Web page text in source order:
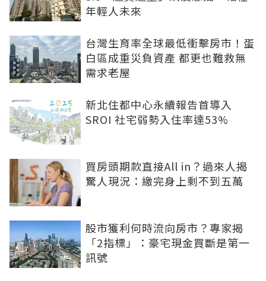
年輕人未來
台灣生育率全球最低衝擊房市！蛋
白區成重災負資產 都更也難救無
需求老屋
新北住都中心永續報告首導入
SROI 社宅弱勢入住率達53%
買房頭期款直接All in？過來人揭
驚人現況：繳完身上剩不到五萬
股市獲利何時流向房市？專家揭
「2指標」：豪宅現金買斷是第一
訊號